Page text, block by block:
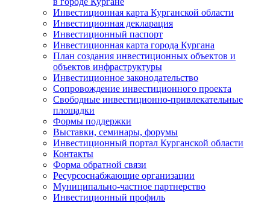
Инвестиционная карта Курганской области
Инвестиционная декларация
Инвестиционный паспорт
Инвестиционная карта города Кургана
План создания инвестиционных объектов и
объектов инфраструктуры
Инвестиционное законодательство
Сопровождение инвестиционного проекта
Свободные инвестиционно-привлекательные
площадки
Формы поддержки
Выставки, семинары, форумы
Инвестиционный портал Курганской области
Контакты
Форма обратной связи
Ресурсоснабжающие организации
Муниципально-частное партнерство
Инвестиционный профиль